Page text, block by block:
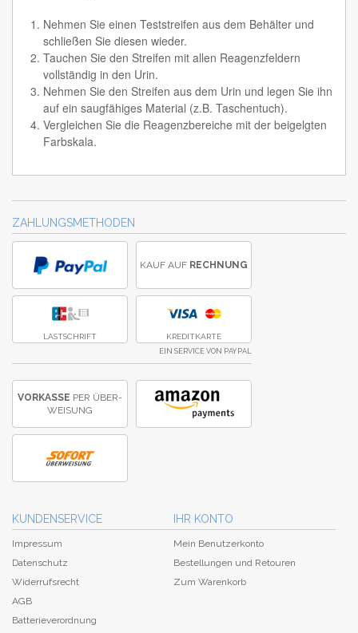
Nehmen Sie einen Teststreifen aus dem Behälter und
schließen Sie diesen wieder.
Tauchen Sie den Streifen mit allen Reagenzfeldern
vollständig in den Urin.
Nehmen Sie den Streifen aus dem Urin und legen Sie ihn
auf ein saugfähiges Material (z.B. Taschentuch).
Vergleichen Sie die Reagenzbereiche mit der beigelgten
Farbskala.
ZAHLUNGSMETHODEN
KAUF AUF RECHNUNG
LASTSCHRIFT KREDITKARTE
EIN SERVICE VON PAYPAL
VORKASSE PER ÜBER­
WEISUNG
KUNDENSERVICE
Impressum
Datenschutz
Widerrufsrecht
AGB
Batterieverordnung
IHR KONTO
Mein Benutzerkonto
Bestellungen und Retouren
Zum Warenkorb